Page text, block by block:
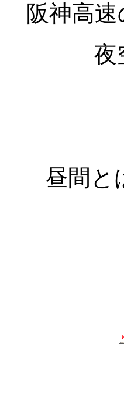
阪神高
夜
昼間と